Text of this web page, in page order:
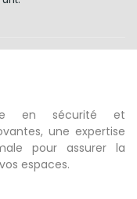
en sécurité et
une expertise
pour assurer la
espaces.